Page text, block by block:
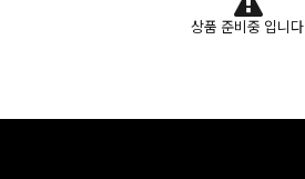
상품 준비중 입니다.